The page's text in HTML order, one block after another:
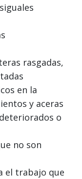
rasgadas,
en la
y aceras
o
no son
el trabajo que